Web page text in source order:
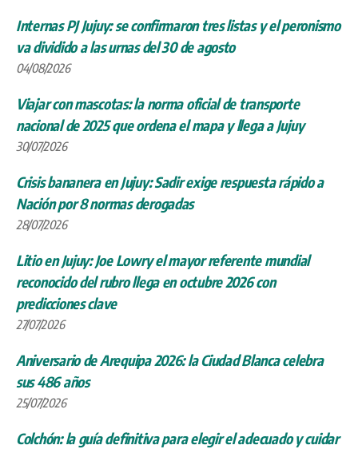
Internas PJ Jujuy: se confirmaron tres listas y el peronismo
va dividido a las urnas del 30 de agosto
04/08/2026
Viajar con mascotas: la norma oficial de transporte
nacional de 2025 que ordena el mapa y llega a Jujuy
30/07/2026
Crisis bananera en Jujuy: Sadir exige respuesta rápido a
Nación por 8 normas derogadas
28/07/2026
Litio en Jujuy: Joe Lowry el mayor referente mundial
reconocido del rubro llega en octubre 2026 con
predicciones clave
27/07/2026
Aniversario de Arequipa 2026: la Ciudad Blanca celebra
sus 486 años
25/07/2026
Colchón: la guía definitiva para elegir el adecuado y cuidar